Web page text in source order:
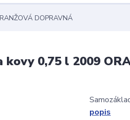
DOPRAVNÁ
0,75 l 2009
popis